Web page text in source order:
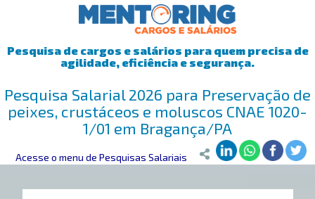
Pesquisa de cargos e salários para quem precisa de
agilidade, eficiência e segurança.
Pesquisa Salarial 2026 para Preservação de
peixes, crustáceos e moluscos CNAE 1020-
1/01 em Bragança/PA
Mentoring>Pesquisa Salarial>Bragança/PA>Preservação de
Acesse o menu de Pesquisas Salariais